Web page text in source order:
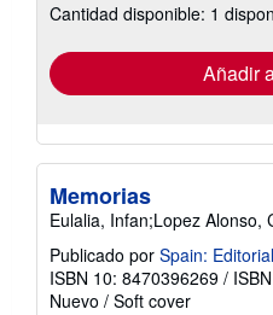
las
tarifas
envío
Cantidad disponible: 1
Añadir
Memorias
Eulalia, Infan;Lopez Alonso,
Publicado por Spain:
ISBN 10: 8470396269 /
Nuevo / Soft cover